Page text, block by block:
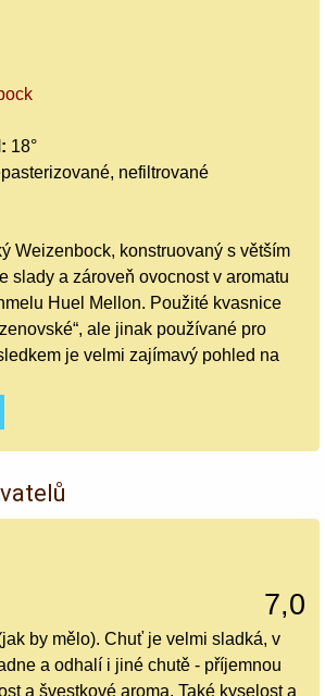
18°
nefiltrované
Weizenbock, konstruovaný s větším
slady a zároveň ovocnost v aromatu
Huel Mellon. Použité kvasnice
ale jinak používané pro
je velmi zajímavý pohled na
7,0
by mělo). Chuť je velmi sladká, v
a odhalí i jiné chutě - příjemnou
a švestkové aroma. Také kyselost a